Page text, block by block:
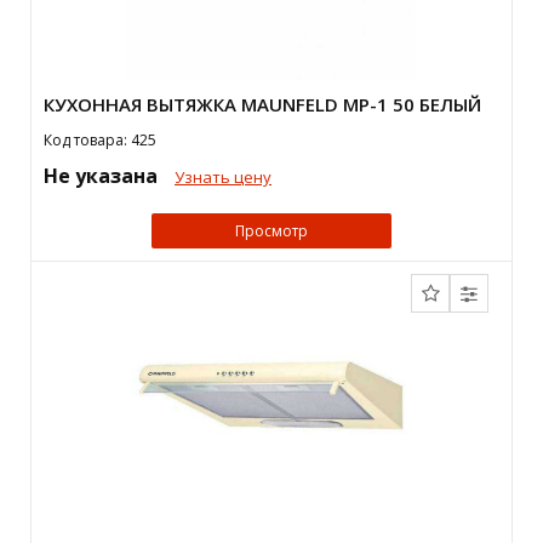
КУХОННАЯ ВЫТЯЖКА MAUNFELD MP-1 50 БЕЛЫЙ
Код товара: 425
Не указана Узнать цену
Просмотр